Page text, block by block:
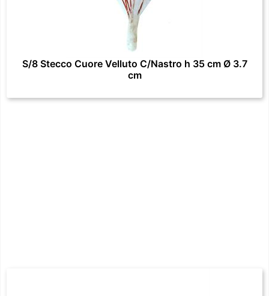
S/8 Stecco Cuore Velluto C/Nastro h 35 cm Ø 3.7
cm